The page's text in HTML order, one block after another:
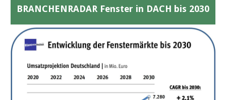
BRANCHENRADAR Fenster in DACH bis 2030